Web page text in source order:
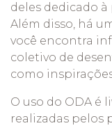
deles dedicado
Além disso, há
você encontra
coletivo de
como
O uso do ODA é
realizadas pelos